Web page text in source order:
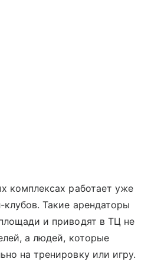
комплексах работает уже
Такие арендаторы
и приводят в ТЦ не
а людей, которые
на тренировку или игру.